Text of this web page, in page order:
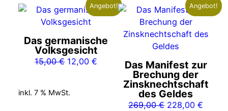
Angebot!
Das germanische
Volksgesicht
15,00€ Ursprünglicher
15,00 €
12,00€ Aktueller
inkl. 7 % MwSt.
Angebot!
Das Manifest zur
Brechung der
Zinsknechtschaft
des Geldes
269,00€ Ursprünglicher
228,00€